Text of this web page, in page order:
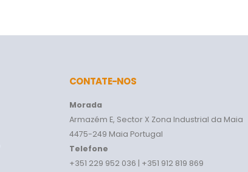
CONTATE-NOS
Morada
Armazém E, Sector X Zona Industrial da Maia
4475-249 Maia Portugal
Telefone
+351 229 952 036 | +351 912 819 869